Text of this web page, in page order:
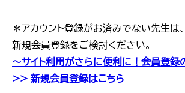
＊アカウント登録がお済みでない先生は
新規会員登録をご検討ください。
～サイト利用がさらに便利に！会員登録
>> 新規会員登録はこちら